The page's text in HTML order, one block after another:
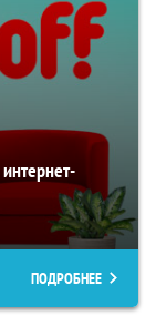
ПОДРОБНЕЕ